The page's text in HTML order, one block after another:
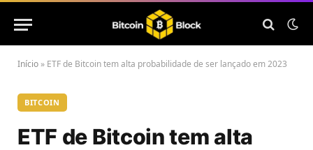
Início » ETF de Bitcoin tem alta probabilidade de ser lançado em 2023
BITCOIN
ETF de Bitcoin tem alta